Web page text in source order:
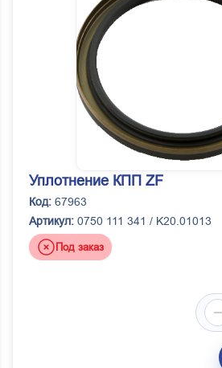
Уплотнение КПП ZF
Код: 67963
Артикул: 0750 111 341 / K20.01013
Под заказ